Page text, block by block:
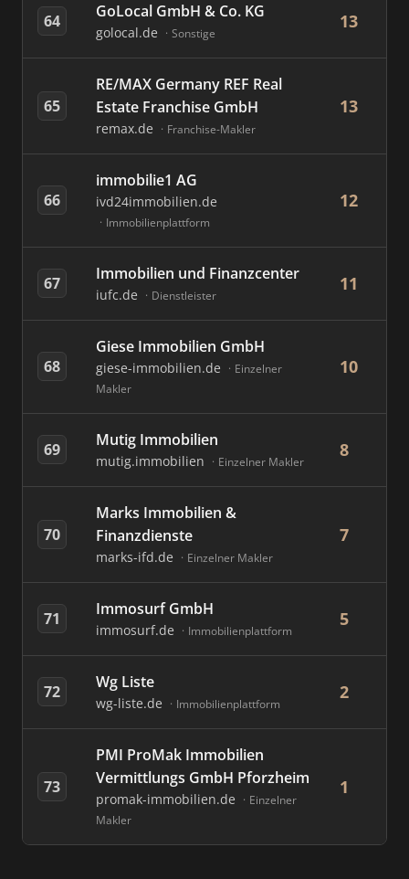
64 GoLocal GmbH & Co. KG
golocal.de Sonstige
13
65
RE/MAX Germany REF Real
Estate Franchise GmbH
remax.de Franchise-Makler
13
66
immobilie1 AG
ivd24immobilien.de
Immobilienplattform
12
67 Immobilien und Finanzcenter
iufc.de Dienstleister
11
68
Giese Immobilien GmbH
giese-immobilien.de
Einzelner
Makler
10
69 Mutig Immobilien
mutig.immobilien Einzelner Makler
8
70
Marks Immobilien &
Finanzdienste
marks-ifd.de Einzelner Makler
7
71 Immosurf GmbH
immosurf.de Immobilienplattform
5
72 Wg Liste
wg-liste.de Immobilienplattform
2
73
PMI ProMak Immobilien
Vermittlungs GmbH Pforzheim
promak-immobilien.de
Einzelner
Makler
1